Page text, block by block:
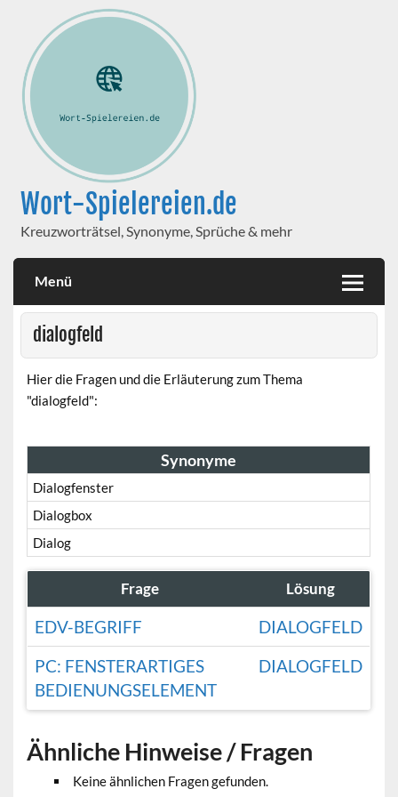
Wort-Spielereien.de
Kreuzworträtsel, Synonyme, Sprüche & mehr
Menü
dialogfeld
Hier die Fragen und die Erläuterung zum Thema
"dialogfeld":
Synonyme
Dialogfenster
Dialogbox
Dialog
Frage Lösung
EDV-BEGRIFF
DIALOGFELD
PC: FENSTERARTIGES
BEDIENUNGSELEMENT
DIALOGFELD
Ähnliche Hinweise / Fragen
Keine ähnlichen Fragen gefunden.